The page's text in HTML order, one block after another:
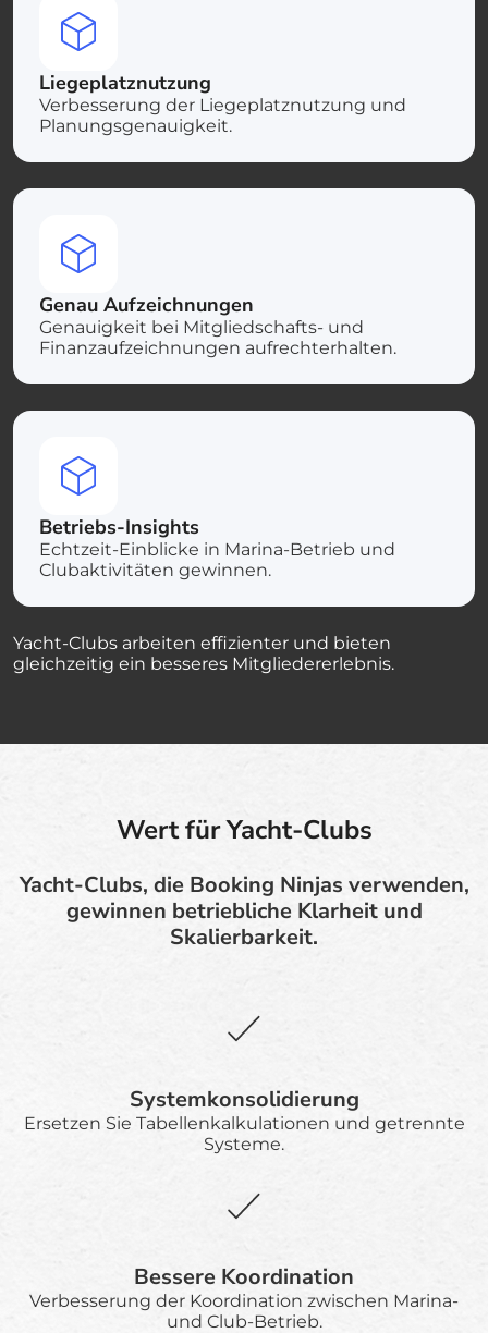
Liegeplatznutzung
Verbesserung der Liegeplatznutzung und
Planungsgenauigkeit.
Genau Aufzeichnungen
Genauigkeit bei Mitgliedschafts- und
Finanzaufzeichnungen aufrechterhalten.
Betriebs-Insights
Echtzeit-Einblicke in Marina-Betrieb und
Clubaktivitäten gewinnen.
Yacht-Clubs arbeiten effizienter und bieten
gleichzeitig ein besseres Mitgliedererlebnis.
Wert für Yacht-Clubs
Yacht-Clubs, die Booking Ninjas verwenden,
gewinnen betriebliche Klarheit und
Skalierbarkeit.
Systemkonsolidierung
Ersetzen Sie Tabellenkalkulationen und getrennte
Systeme.
Bessere Koordination
Verbesserung der Koordination zwischen Marina-
und Club-Betrieb.